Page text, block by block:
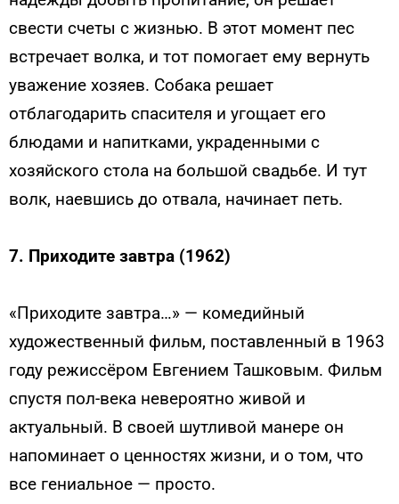
свести счеты с жизнью. В этот момент пес
встречает волка, и тот помогает ему вернуть
уважение хозяев. Собака решает
отблагодарить спасителя и угощает его
блюдами и напитками, украденными с
хозяйского стола на большой свадьбе. И тут
волк, наевшись до отвала, начинает петь.
7. Приходите завтра (1962)
«Приходите завтра…» — комедийный
художественный фильм, поставленный в 1963
году режиссёром Евгением Ташковым. Фильм
спустя пол-века невероятно живой и
актуальный. В своей шутливой манере он
напоминает о ценностях жизни, и о том, что
все гениальное — просто.